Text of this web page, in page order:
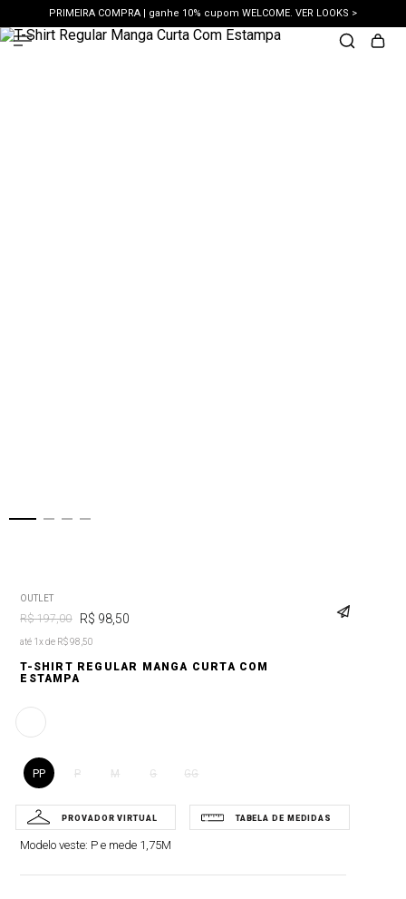
PRIMEIRA COMPRA | ganhe 10% cupom WELCOME. VER LOOKS >
PIX | 5% off no pix à vista. APROVEITAR >
OUTLET
R$ 197,00 R$ 98 50
até 1x de R$ 98,50
T-SHIRT REGULAR MANGA CURTA COM
ESTAMPA
PP P M G GG
Modelo veste: P e mede 1,75M